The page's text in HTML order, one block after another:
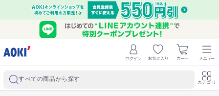
すべての商品から探す カテゴリ